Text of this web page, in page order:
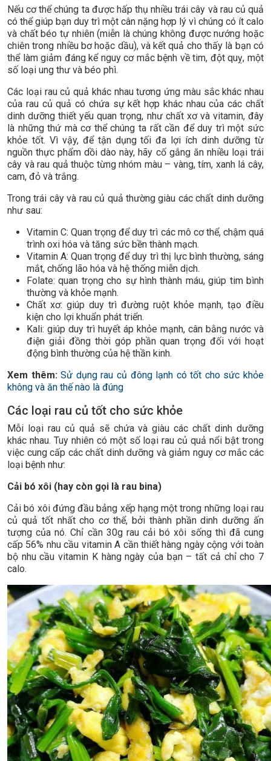
Nếu cơ thể chúng ta được hấp thụ nhiều trái cây và rau củ quả
có thể giúp bạn duy trì một cân nặng hợp lý vì chúng có ít calo
và chất béo tự nhiên (miễn là chúng không được nướng hoặc
chiên trong nhiều bơ hoặc dầu), và kết quả cho thấy là bạn có
thể làm giảm đáng kể nguy cơ mắc bệnh về tim, đột quỵ, một
số loại ung thư và béo phì.
Các loại rau củ quả khác nhau tương ứng màu sắc khác nhau
của rau củ quả có chứa sự kết hợp khác nhau của các chất
dinh dưỡng thiết yếu quan trọng, như chất xơ và vitamin, đây
là những thứ mà cơ thể chúng ta rất cần để duy trì một sức
khỏe tốt. Vì vậy, để tận dụng tối đa lợi ích dinh dưỡng từ
nguồn thực phẩm dồi dào này, hãy cố gắng ăn nhiều loại trái
cây và rau quả thuộc từng nhóm màu – vàng, tím, xanh lá cây,
cam, đỏ và trắng.
Trong trái cây và rau củ quả thường giàu các chất dinh dưỡng
như sau:
Vitamin C: Quan trọng để duy trì các mô cơ thể, chậm quá
trình oxi hóa và tăng sức bền thành mạch.
Vitamin A: Quan trọng để duy trì thị lực bình thường, sáng
mắt, chống lão hóa và hệ thống miễn dịch.
Folate: quan trọng cho sự hình thành máu, giúp tim bình
thường và khỏe mạnh.
Chất xơ: giúp duy trì đường ruột khỏe mạnh, tạo điều
kiện cho lợi khuẩn phát triển.
Kali: giúp duy trì huyết áp khỏe mạnh, cân bằng nước và
điện giải đồng thời góp phần quan trọng đối với hoạt
động bình thường của hệ thần kinh.
Xem thêm:Sử dụng rau củ đông lạnh có tốt cho sức khỏe
không và ăn thế nào là đúng
Các loại rau củ tốt cho sức khỏe
Mỗi loại rau củ quả sẽ chứa và giàu các chất dinh dưỡng
khác nhau. Tuy nhiên có một số loại rau củ quả nổi bật trong
việc cung cấp các chất dinh dưỡng và giảm nguy cơ mắc các
loại bệnh như:
Cải bó xôi (hay còn gọi là rau bina)
Cải bó xôi đứng đầu bảng xếp hạng một trong những loại rau
củ quả tốt nhất cho cơ thể, bởi thành phần dinh dưỡng ấn
tượng của nó. Chỉ cần 30g rau cải bó xôi sống thì đã cung
cấp 56% nhu cầu vitamin A cần thiết hàng ngày cộng với toàn
bộ nhu cầu vitamin K hàng ngày của bạn – tất cả chỉ cho 7
calo.